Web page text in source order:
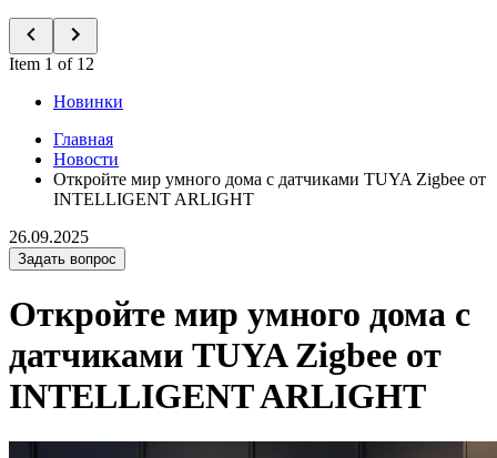
Item 1 of 12
Новинки
Главная
Новости
Откройте мир умного дома с датчиками TUYA Zigbee от
INTELLIGENT ARLIGHT
26.09.2025
Задать вопрос
Откройте мир умного дома с
датчиками TUYA Zigbee от
INTELLIGENT ARLIGHT